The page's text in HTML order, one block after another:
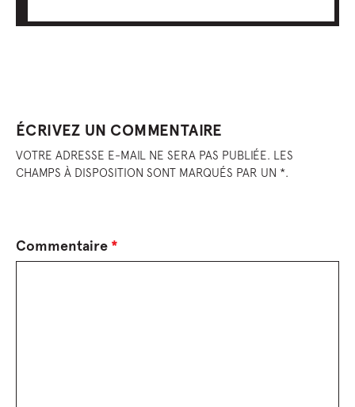
ÉCRIVEZ UN COMMENTAIRE
VOTRE ADRESSE E-MAIL NE SERA PAS PUBLIÉE. LES
CHAMPS À DISPOSITION SONT MARQUÉS PAR UN *.
Commentaire *